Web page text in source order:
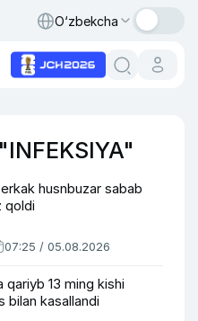
O‘zbekcha
husnbuzar sabab
qoldi
07:25 / 05.08.2026
qariyb 13 ming kishi
bilan kasallandi